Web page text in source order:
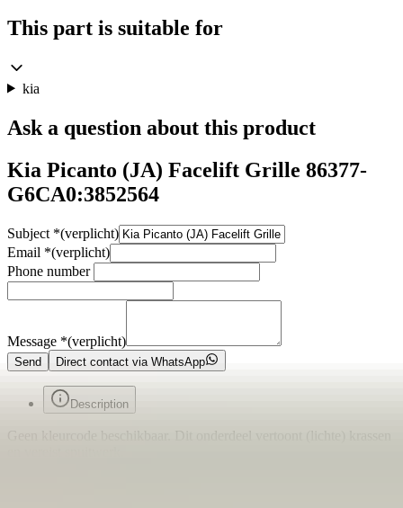
This part is suitable for
kia
Ask a question about this product
Kia Picanto (JA) Facelift Grille 86377-
G6CA0:3852564
Subject *(verplicht)
Email *(verplicht)
Phone number
Message *(verplicht)
Send Direct contact via WhatsApp
Description
Geen kleurcode beschikbaar. Dit onderdeel vertoont (lichte) krassen